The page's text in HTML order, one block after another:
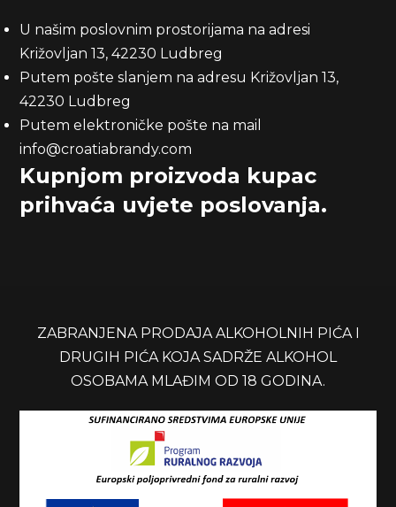
U našim poslovnim prostorijama na adresi
Križovljan 13, 42230 Ludbreg
Putem pošte slanjem na adresu Križovljan 13,
42230 Ludbreg
Putem elektroničke pošte na mail
info@croatiabrandy.com
Kupnjom proizvoda kupac
prihvaća uvjete poslovanja.
ZABRANJENA PRODAJA ALKOHOLNIH PIĆA I
DRUGIH PIĆA KOJA SADRŽE ALKOHOL
OSOBAMA MLAĐIM OD 18 GODINA.